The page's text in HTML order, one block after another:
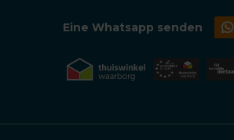
Eine Whatsapp senden